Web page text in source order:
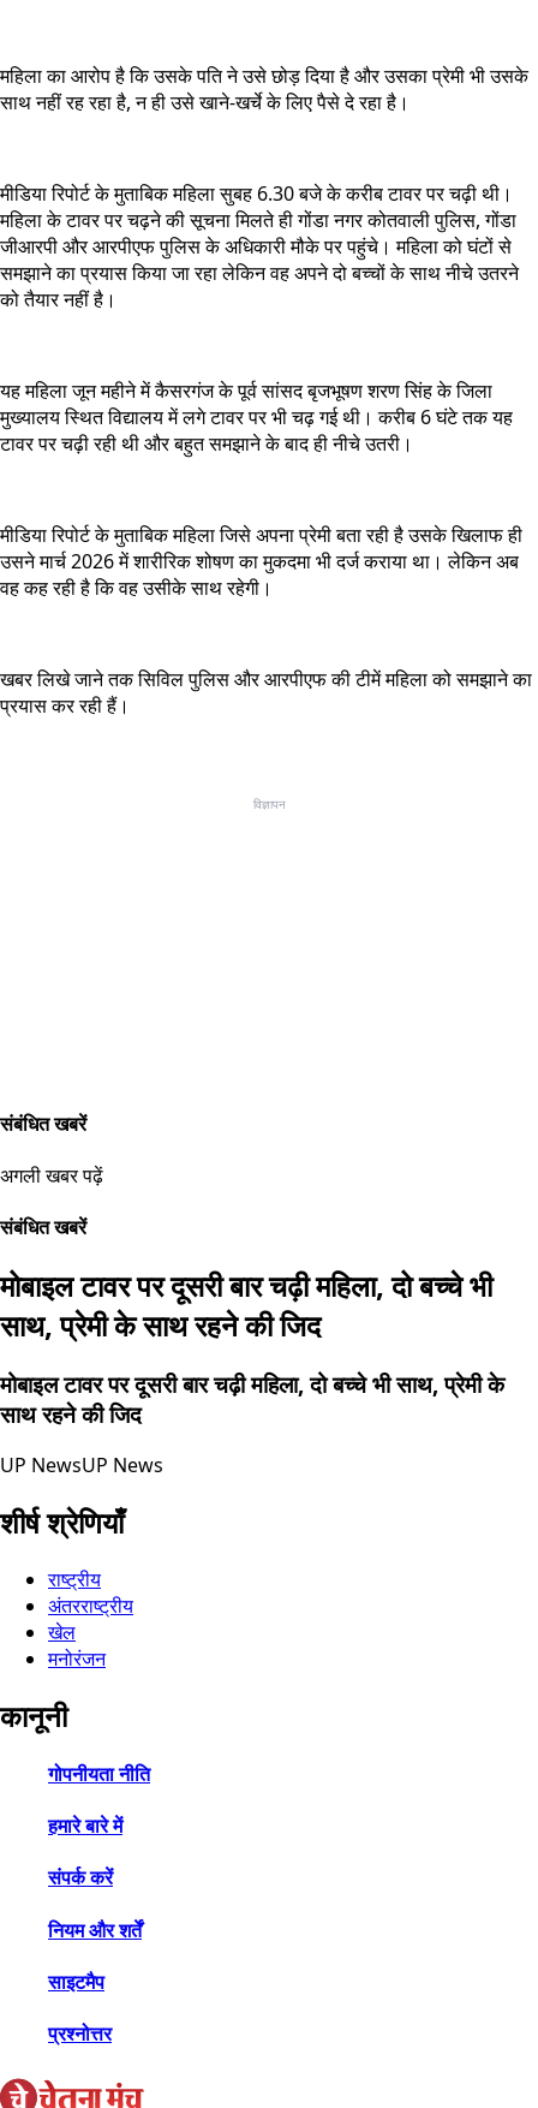
महिला का आरोप है कि उसके पति ने उसे छोड़ दिया है और उसका प्रेमी भी उसके
साथ नहीं रह रहा है, न ही उसे खाने-खर्चे के लिए पैसे दे रहा है।
मीडिया रिपोर्ट के मुताबिक महिला सुबह 6.30 बजे के करीब टावर पर चढ़ी थी।
महिला के टावर पर चढ़ने की सूचना मिलते ही गोंडा नगर कोतवाली पुलिस, गोंडा
जीआरपी और आरपीएफ पुलिस के अधिकारी मौके पर पहुंचे। महिला को घंटों से
समझाने का प्रयास किया जा रहा लेकिन वह अपने दो बच्चों के साथ नीचे उतरने
को तैयार नहीं है।
यह महिला जून महीने में कैसरगंज के पूर्व सांसद बृजभूषण शरण सिंह के जिला
मुख्यालय स्थित विद्यालय में लगे टावर पर भी चढ़ गई थी। करीब 6 घंटे तक यह
टावर पर चढ़ी रही थी और बहुत समझाने के बाद ही नीचे उतरी।
मीडिया रिपोर्ट के मुताबिक महिला जिसे अपना प्रेमी बता रही है उसके खिलाफ ही
उसने मार्च 2026 में शारीरिक शोषण का मुकदमा भी दर्ज कराया था। लेकिन अब
वह कह रही है कि वह उसीके साथ रहेगी।
खबर लिखे जाने तक सिविल पुलिस और आरपीएफ की टीमें महिला को समझाने का
प्रयास कर रही हैं।
विज्ञापन
संबंधित खबरें
अगली खबर पढ़ें
संबंधित खबरें
मोबाइल टावर पर दूसरी बार चढ़ी महिला, दो बच्चे भी
साथ, प्रेमी के साथ रहने की जिद
मोबाइल टावर पर दूसरी बार चढ़ी महिला, दो बच्चे भी साथ, प्रेमी के
साथ रहने की जिद
UP NewsUP News
शीर्ष श्रेणियाँ
राष्ट्रीय
अंतरराष्ट्रीय
खेल
मनोरंजन
कानूनी
गोपनीयता नीति
हमारे बारे में
संपर्क करें
नियम और शर्तें
साइटमैप
प्रश्नोत्तर